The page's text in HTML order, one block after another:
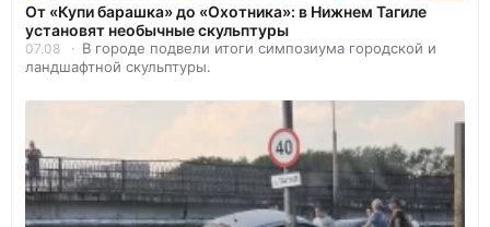
От «Купи барашка» до «Охотника»: в Нижнем Тагиле
установят необычные скульптуры
07.08
В городе подвели итоги симпозиума городской и
ландшафтной скульптуры.